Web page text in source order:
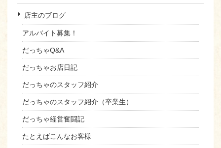
店主のブログ
アルバイト募集！
だっちゃQ&A
だっちゃお店日記
だっちゃのスタッフ紹介
だっちゃのスタッフ紹介（卒業生）
だっちゃ経営奮闘記
たとえばこんなお客様